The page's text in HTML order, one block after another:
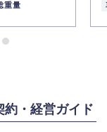
重量
約・経営ガイド